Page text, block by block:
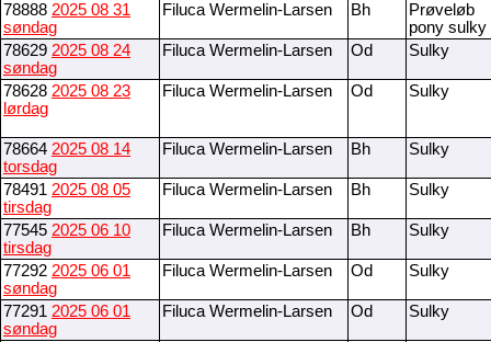
78888 2025 08 31
søndag
Filuca Wermelin-Larsen Bh
Prøveløb
pony sulky
78629 2025 08 24
søndag
Filuca Wermelin-Larsen Od Sulky
78628 2025 08 23
lørdag
Filuca Wermelin-Larsen Od Sulky
78664 2025 08 14
torsdag
Filuca Wermelin-Larsen Bh Sulky
78491 2025 08 05
tirsdag
Filuca Wermelin-Larsen Bh Sulky
77545 2025 06 10
tirsdag
Filuca Wermelin-Larsen Bh Sulky
77292 2025 06 01
søndag
Filuca Wermelin-Larsen Od Sulky
77291 2025 06 01
søndag
Filuca Wermelin-Larsen Od Sulky